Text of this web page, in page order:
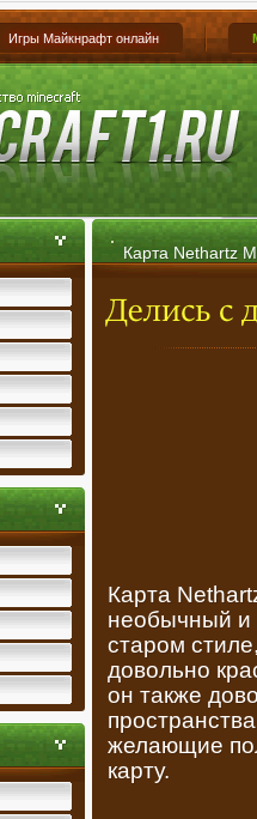
Игры Майкнрафт онлайн
Карта Nethartz
Карта
необычный и
старом
довольно
он также
желающие
карту.